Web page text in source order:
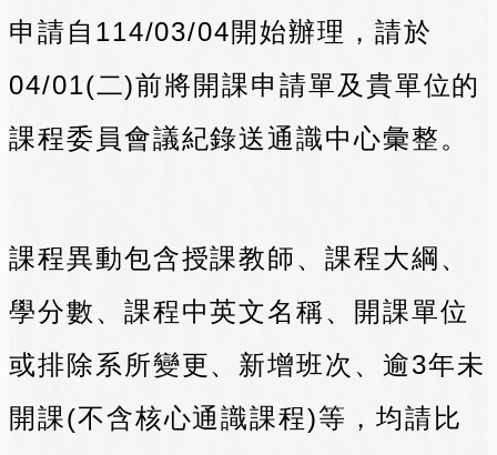
申請自114/03/04開始辦理，請於
04/01(二)前將開課申請單及貴單位的
課程委員會議紀錄送通識中心彙整。
課程異動包含授課教師、課程大綱、
學分數、課程中英文名稱、開課單位
或排除系所變更、新增班次、逾3年未
開課(不含核心通識課程)等，均請比